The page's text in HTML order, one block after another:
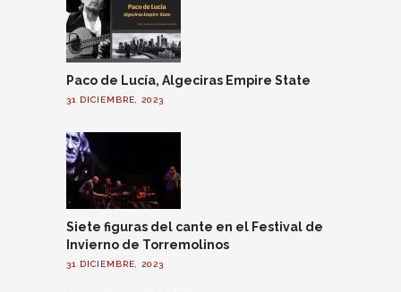
Paco de Lucía, Algeciras Empire State
31 DICIEMBRE, 2023
Siete figuras del cante en el Festival de
Invierno de Torremolinos
31 DICIEMBRE, 2023